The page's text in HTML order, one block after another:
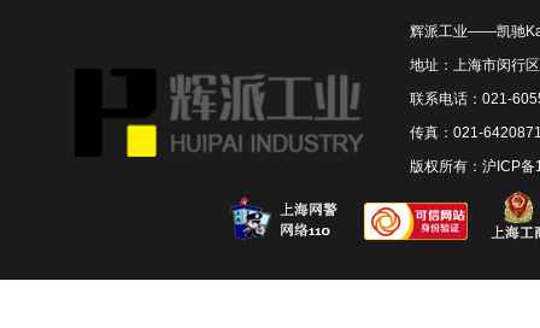
辉派工业——凯驰
地址：上海市闵行
联系电话：021-
传真：021-
版权所有： 沪ICP备